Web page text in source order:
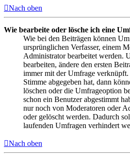
Nach oben
Wie bearbeite oder lösche ich eine
Wie bei den Beiträgen können
ursprünglichen Verfasser, einem
Administrator bearbeitet werden.
bearbeiten, ändere den ersten
immer mit der Umfrage verknüpft.
Stimme abgegeben hat, dann
löschen oder die Umfrageoption
schon ein Benutzer abgestimmt
nur noch von Moderatoren oder
oder gelöscht werden. Dadurch
laufenden Umfragen verhindert
Nach oben